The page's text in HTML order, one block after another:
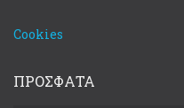
Cookies
ΠΡΟΣΦΑΤΑ